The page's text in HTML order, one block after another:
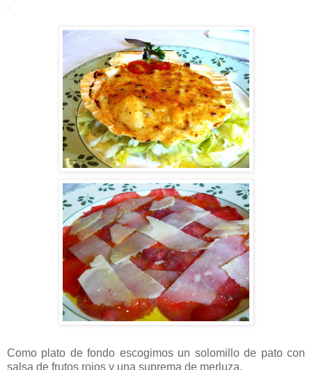
.
Como plato de fondo escogimos un solomillo de pato con
salsa de frutos rojos y una suprema de merluza.